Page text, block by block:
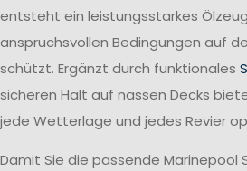
entsteht ein leistungsstarkes
anspruchsvollen Bedingungen auf
schützt. Ergänzt durch funktionales
sicheren Halt auf nassen Decks
jede Wetterlage und jedes Revier
Damit Sie die passende Marinepool